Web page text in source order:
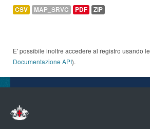
CSV MAP_SRVC PDF ZIP
E' possibile inoltre accedere al registro usando le
Documentazione API).